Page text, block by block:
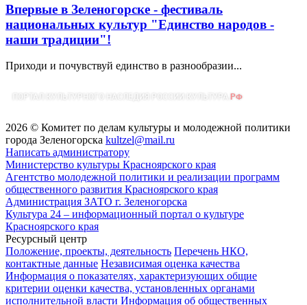
Впервые в Зеленогорске - фестиваль
национальных культур "Единство народов -
наши традиции"!
Приходи и почувствуй единство в разнообразии...
2026 © Комитет по делам культуры и молодежной политики
города Зеленогорска kultzel@mail.ru
Написать администратору
Министерство культуры Красноярского края
Агентство молодежной политики и реализации программ
общественного развития Красноярского края
Администрация ЗАТО г. Зеленогорска
Культура 24 – информационный портал о культуре
Красноярского края
Ресурсный центр
Положение, проекты, деятельность Перечень НКО,
контактные данные Независимая оценка качества
Информация о показателях, характеризующих общие
критерии оценки качества, установленных органами
исполнительной власти Информация об общественных